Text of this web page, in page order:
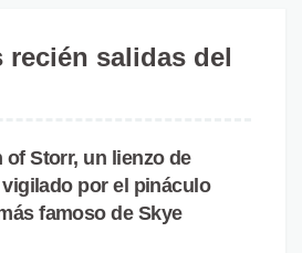
recién salidas del
of Storr, un lienzo de
por el pináculo
famoso de Skye